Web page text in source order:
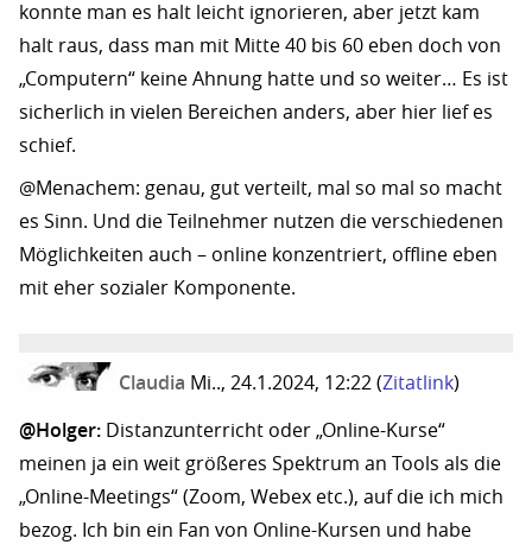
konnte man es halt leicht ignorieren, aber jetzt kam
halt raus, dass man mit Mitte 40 bis 60 eben doch von
„Computern“ keine Ahnung hatte und so weiter… Es ist
sicherlich in vielen Bereichen anders, aber hier lief es
schief.
@Menachem: genau, gut verteilt, mal so mal so macht
es Sinn. Und die Teilnehmer nutzen die verschiedenen
Möglichkeiten auch – online konzentriert, offline eben
mit eher sozialer Komponente.
Claudia Mi.., 24.1.2024, 12:22 (Zitatlink)
@Holger: Distanzunterricht oder „Online-Kurse“
meinen ja ein weit größeres Spektrum an Tools als die
„Online-Meetings“ (Zoom, Webex etc.), auf die ich mich
bezog. Ich bin ein Fan von Online-Kursen und habe